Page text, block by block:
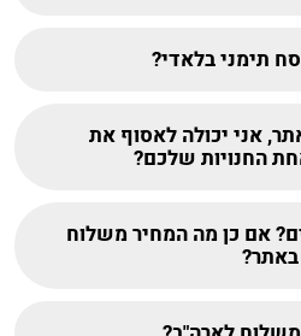
תימני בלאדי?
אני יכולה לאסוף את
החנויות שלכם?
אם כן מה המחיר משלוח
באתר?